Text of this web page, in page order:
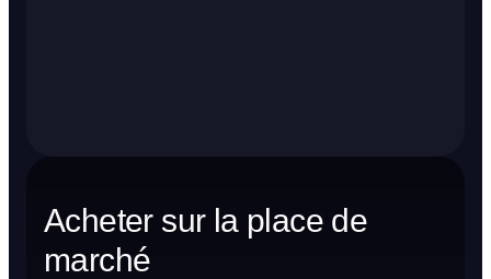
Acheter sur la place de
marché